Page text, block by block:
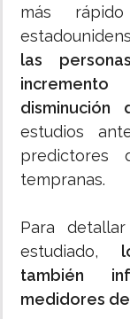
más
las
disminución
estudios
predictores
tempranas.
Para
estudiado,
también
medidores